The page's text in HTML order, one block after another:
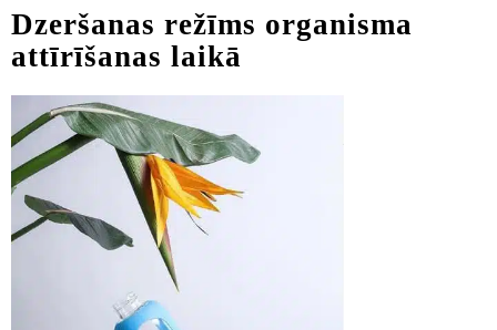
Dzeršanas režīms organisma
attīrīšanas laikā